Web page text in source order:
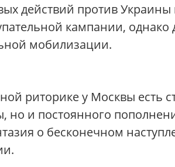
действий против Украины
кампании,
мобилизации.
риторике у Москвы есть
но и постоянного
о бесконечном